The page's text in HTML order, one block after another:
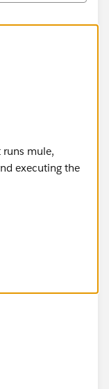
runs mule,
executing the